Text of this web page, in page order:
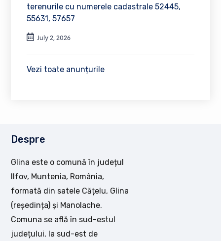
terenurile cu numerele cadastrale 52445,
55631, 57657
July 2, 2026
Vezi toate anunțurile
Despre
Glina este o comună în județul
Ilfov, Muntenia, România,
formată din satele Cățelu, Glina
(reședința) și Manolache.
Comuna se află în sud-estul
județului, la sud-est de